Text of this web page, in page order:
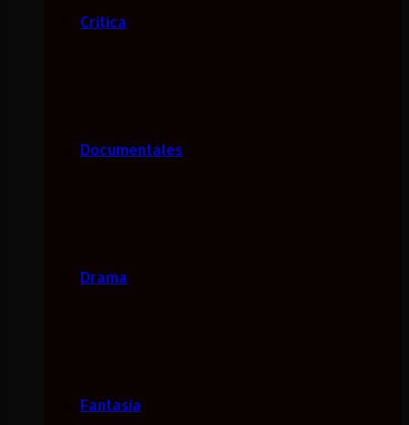
Critica
Documentales
Drama
Fantasía